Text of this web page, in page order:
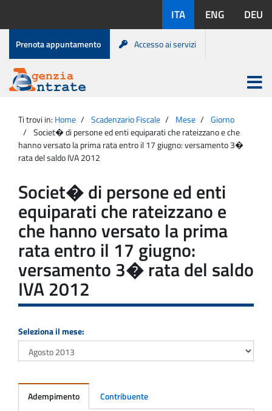
contenuto
disponibili:
ITA ENG DEU
Menu
di
servizio
Prenota appuntamento Accesso ai servizi
Agenzia
Entrate
Apri
menu
principale
Ti trovi in: Home Scadenzario Fiscale Mese
Giorno
Societ� di persone ed enti equiparati che rateizzano e che
hanno versato la prima rata entro il 17 giugno: versamento 3�
rata del saldo IVA 2012
Societ� di persone ed enti
equiparati che rateizzano e
che hanno versato la prima
rata entro il 17 giugno:
versamento 3� rata del saldo
IVA 2012
Seleziona il mese:
Adempimento Contribuente